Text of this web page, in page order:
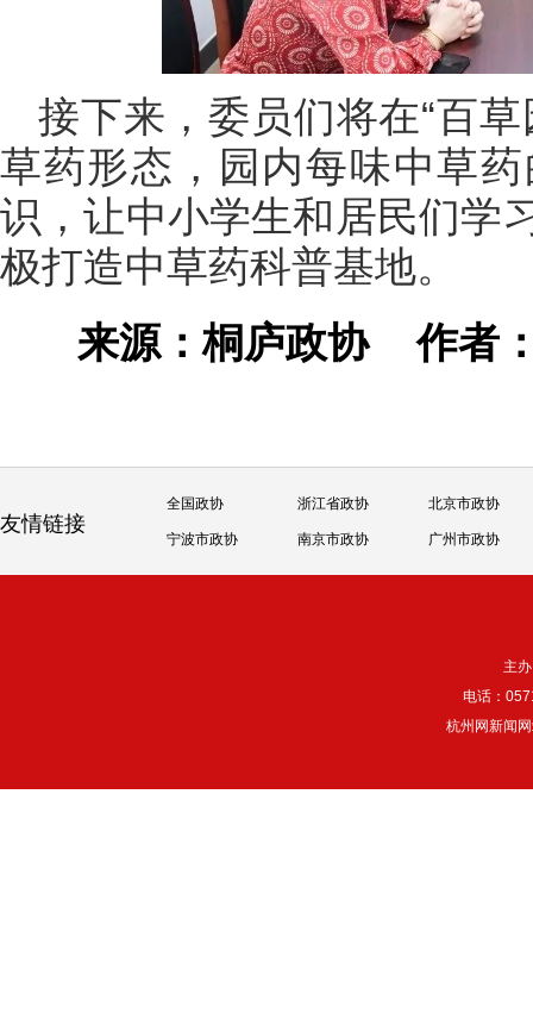
接下来，委员们将在“百
草药形态，园内每味中草
识，让中小学生和居民们学
极打造中草药科普基地。
来源：桐庐政协作者
友情链接
全国政协 浙江省政协 北京市政协
宁波市政协 南京市政协 广州市政协
主
电话：
杭州网新闻